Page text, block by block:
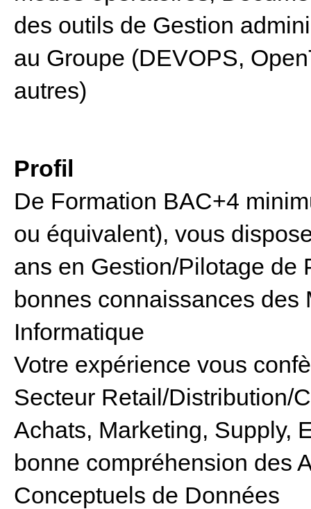
des outils de Gestion
au Groupe (DEVOPS,
autres)
Profil
De Formation BAC+4
ou équivalent), vous
ans en Gestion/Pilotage de
bonnes connaissances des
Informatique
Votre expérience vous
Secteur Retail/Distribution/
Achats, Marketing, Supply,
bonne compréhension des
Conceptuels de Données